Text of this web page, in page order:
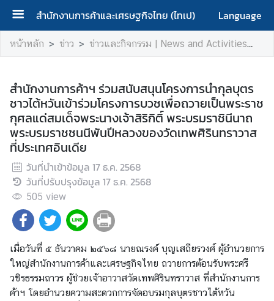
สำนักงานการค้าและเศรษฐกิจไทย (ไทเป)
Language
ห
ห
ลั
ก
|
H
m
e
เ
กี่
ย
ว
กั
บ
หน้าหลัก ข่าว ข่าวและกิจกรรม | News and Activities
สำนักงานการค้าฯ ร่วมสนับสนุนโครงการนำกุลบุตร
ชาวไต้หวันเข้าร่วมโครงการบวชเพื่อถวายเป็นพระราช
กุศลแด่สมเด็จพระนางเจ้าสิริกิติ์ พระบรมราชินีนาถ
พระบรมราชชนนีพันปีหลวงของวัดเทพศิรินทราวาส
ที่ประเทศอินเดีย
วันที่นำเข้าข้อมูล 17 ธ.ค. 2568
วันที่ปรับปรุงข้อมูล 17 ธ.ค. 2568
505 view
เมื่อวันที่ ๕ ธันวาคม ๒๕๖๘ นายณรงค์ บุญเสถียรวงศ์ ผู้อำนวยการ
ใหญ่สำนักงานการค้าและเศรษฐกิจไทย ถวายการต้อนรับพระศรี
วชิรธรรมถาวร ผู้ช่วยเจ้าอาวาสวัดเทพศิรินทราวาส ที่สำนักงานการ
ค้าฯ โดยอำนวยความสะดวกการจัดอบรมกุลบุตรชาวไต้หวัน